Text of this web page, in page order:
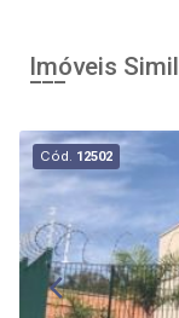
Imóveis
Cód. 12502